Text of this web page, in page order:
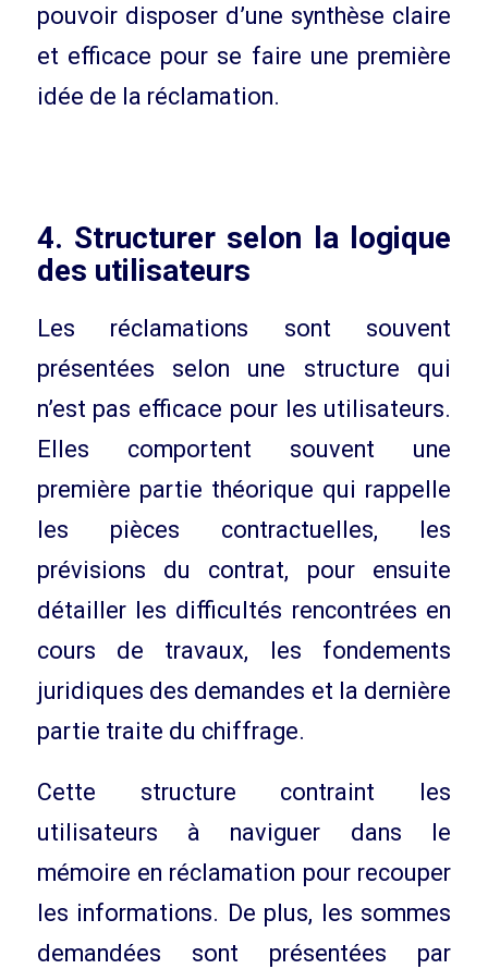
pouvoir disposer d’une synthèse claire
et efficace pour se faire une première
idée de la réclamation.
4. Structurer selon la logique
des utilisateurs
Les réclamations sont souvent
présentées selon une structure qui
n’est pas efficace pour les utilisateurs.
Elles comportent souvent une
première partie théorique qui rappelle
les pièces contractuelles, les
prévisions du contrat, pour ensuite
détailler les difficultés rencontrées en
cours de travaux, les fondements
juridiques des demandes et la dernière
partie traite du chiffrage.
Cette structure contraint les
utilisateurs à naviguer dans le
mémoire en réclamation pour recouper
les informations. De plus, les sommes
demandées sont présentées par